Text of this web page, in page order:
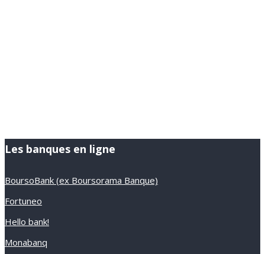
Les banques en ligne
BoursoBank (ex Boursorama Banque)
Fortuneo
Hello bank!
Monabanq